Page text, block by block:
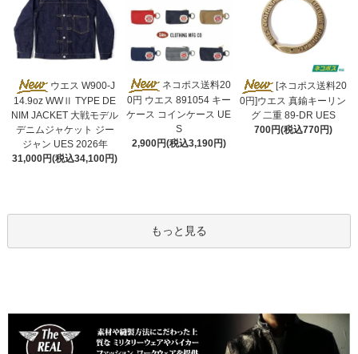
ウエス W900-J
14.9oz WWⅡ TYPE DE
NIM JACKET 大戦モデル
デニムジャケット ジー
ジャン UES 2026年
31,000円(税込34,100円)
ネコポス送料20
0円 ウエス 891054 キー
ケース コインケース UE
S
2,900円(税込3,190円)
[ネコポス送料20
0円]ウエス 真鍮キーリン
グ 二重 89-DR UES
700円(税込770円)
もっと見る